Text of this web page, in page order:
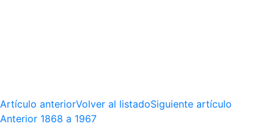
Artículo anteriorVolver al listadoSiguiente artículo
Anterior 1868 a 1967